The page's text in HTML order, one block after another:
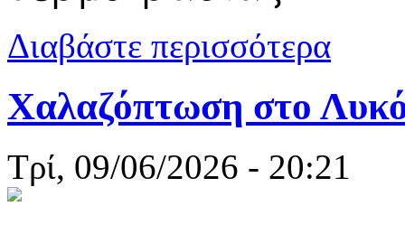
Διαβάστε περισσότερα
Χαλαζόπτωση στο
Τρί, 09/06/2026 - 20:21